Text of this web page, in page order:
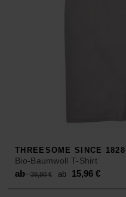
THREESOME SINCE 1828
Bio-Baumwoll T-Shirt
ab39,90€
Original
price
ab 15,96 €Current
price